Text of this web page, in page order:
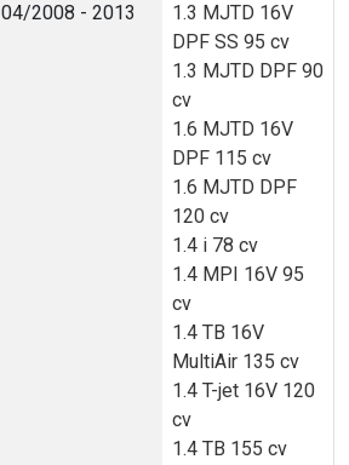
04/2008 - 2013
1.3 MJTD 16V
DPF SS 95 cv
1.3 MJTD DPF 90
cv
1.6 MJTD 16V
DPF 115 cv
1.6 MJTD DPF
120 cv
1.4 i 78 cv
1.4 MPI 16V 95
cv
1.4 TB 16V
MultiAir 135 cv
1.4 T-jet 16V 120
cv
1.4 TB 155 cv